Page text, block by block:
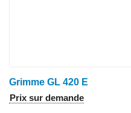
Grimme GL 420 E
Prix sur demande